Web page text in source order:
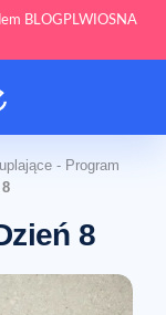
BLOGPLWIOSNA
- Program
8